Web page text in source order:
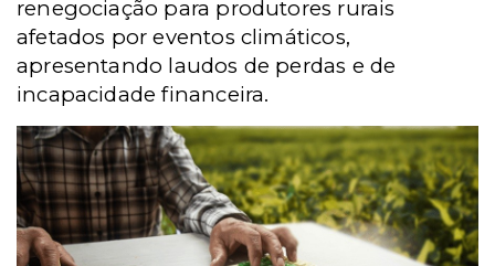
renegociação para produtores rurais
afetados por eventos climáticos,
apresentando laudos de perdas e de
incapacidade financeira.